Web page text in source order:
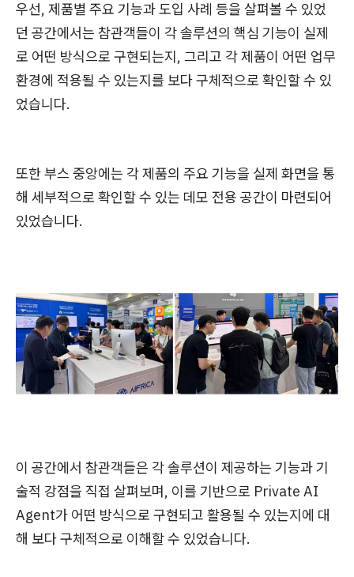
우선, 제품별 주요 기능과 도입 사례 등을 살펴볼 수 있었
던 공간에서는 참관객들이 각 솔루션의 핵심 기능이 실제
로 어떤 방식으로 구현되는지, 그리고 각 제품이 어떤 업무
환경에 적용될 수 있는지를 보다 구체적으로 확인할 수 있
었습니다.
또한 부스 중앙에는 각 제품의 주요 기능을 실제 화면을 통
해 세부적으로 확인할 수 있는 데모 전용 공간이 마련되어
있었습니다.
이 공간에서 참관객들은 각 솔루션이 제공하는 기능과 기
술적 강점을 직접 살펴보며, 이를 기반으로 Private AI
Agent가 어떤 방식으로 구현되고 활용될 수 있는지에 대
해 보다 구체적으로 이해할 수 있었습니다.